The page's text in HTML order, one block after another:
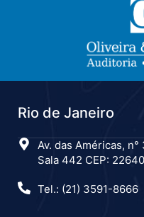
Rio de Janeiro
Av. das Américas,
Sala 442 CEP:
Tel.: (21) 3591-8666